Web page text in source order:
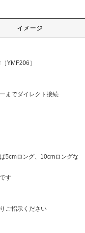
イメージ
YMF206］
までダイレクト接続
5cmロング、10cmロングな
す
ご指示ください